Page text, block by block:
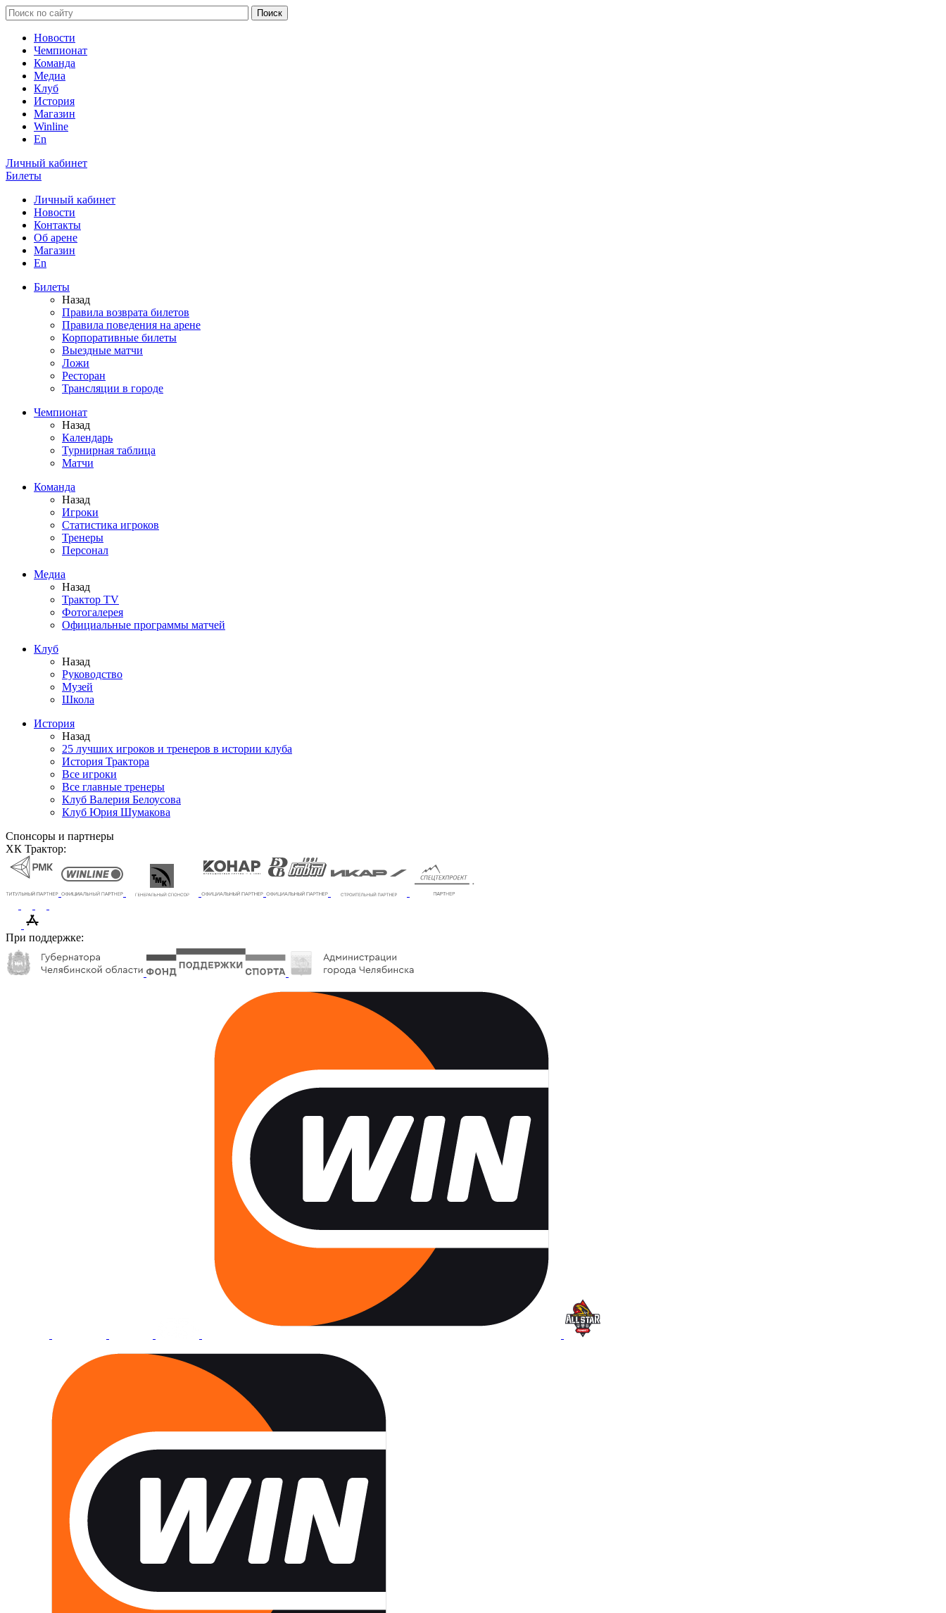
Новости
Чемпионат
Команда
Медиа
Клуб
История
Магазин
Winline
En
Личный кабинет
Билеты
Личный кабинет
Новости
Контакты
Об арене
Магазин
En
Билеты
Назад
Правила возврата билетов
Правила поведения на арене
Корпоративные билеты
Выездные матчи
Ложи
Ресторан
Трансляции в городе
Чемпионат
Назад
Календарь
Турнирная таблица
Матчи
Команда
Назад
Игроки
Статистика игроков
Тренеры
Персонал
Медиа
Назад
Трактор TV
Фотогалерея
Официальные программы матчей
Клуб
Назад
Руководство
Музей
Школа
История
Назад
25 лучших игроков и тренеров в истории клуба
История Трактора
Все игроки
Все главные тренеры
Клуб Валерия Белоусова
Клуб Юрия Шумакова
Спонсоры и партнеры
ХК Трактор:
При поддержке: